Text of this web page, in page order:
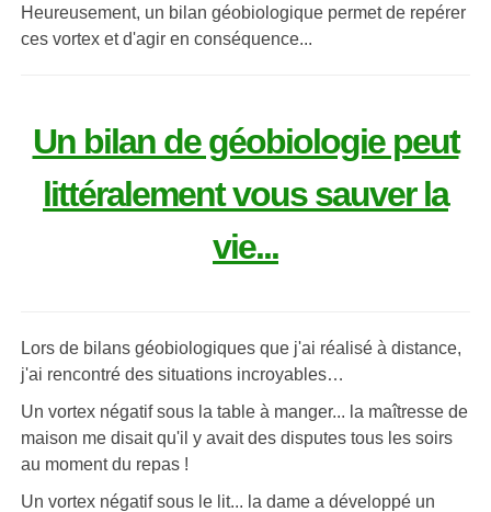
Heureusement, un bilan géobiologique permet de repérer
ces vortex et d'agir en conséquence...
Un bilan de géobiologie peut
littéralement vous sauver la
vie...
Lors de bilans géobiologiques que j'ai réalisé à distance,
j'ai rencontré des situations incroyables…
Un vortex négatif sous la table à manger... la maîtresse de
maison me disait qu'il y avait des disputes tous les soirs
au moment du repas !
Un vortex négatif sous le lit... la dame a développé un